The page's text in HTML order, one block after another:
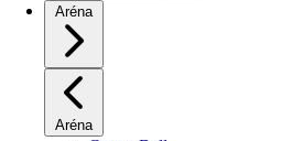
Aréna
Aréna